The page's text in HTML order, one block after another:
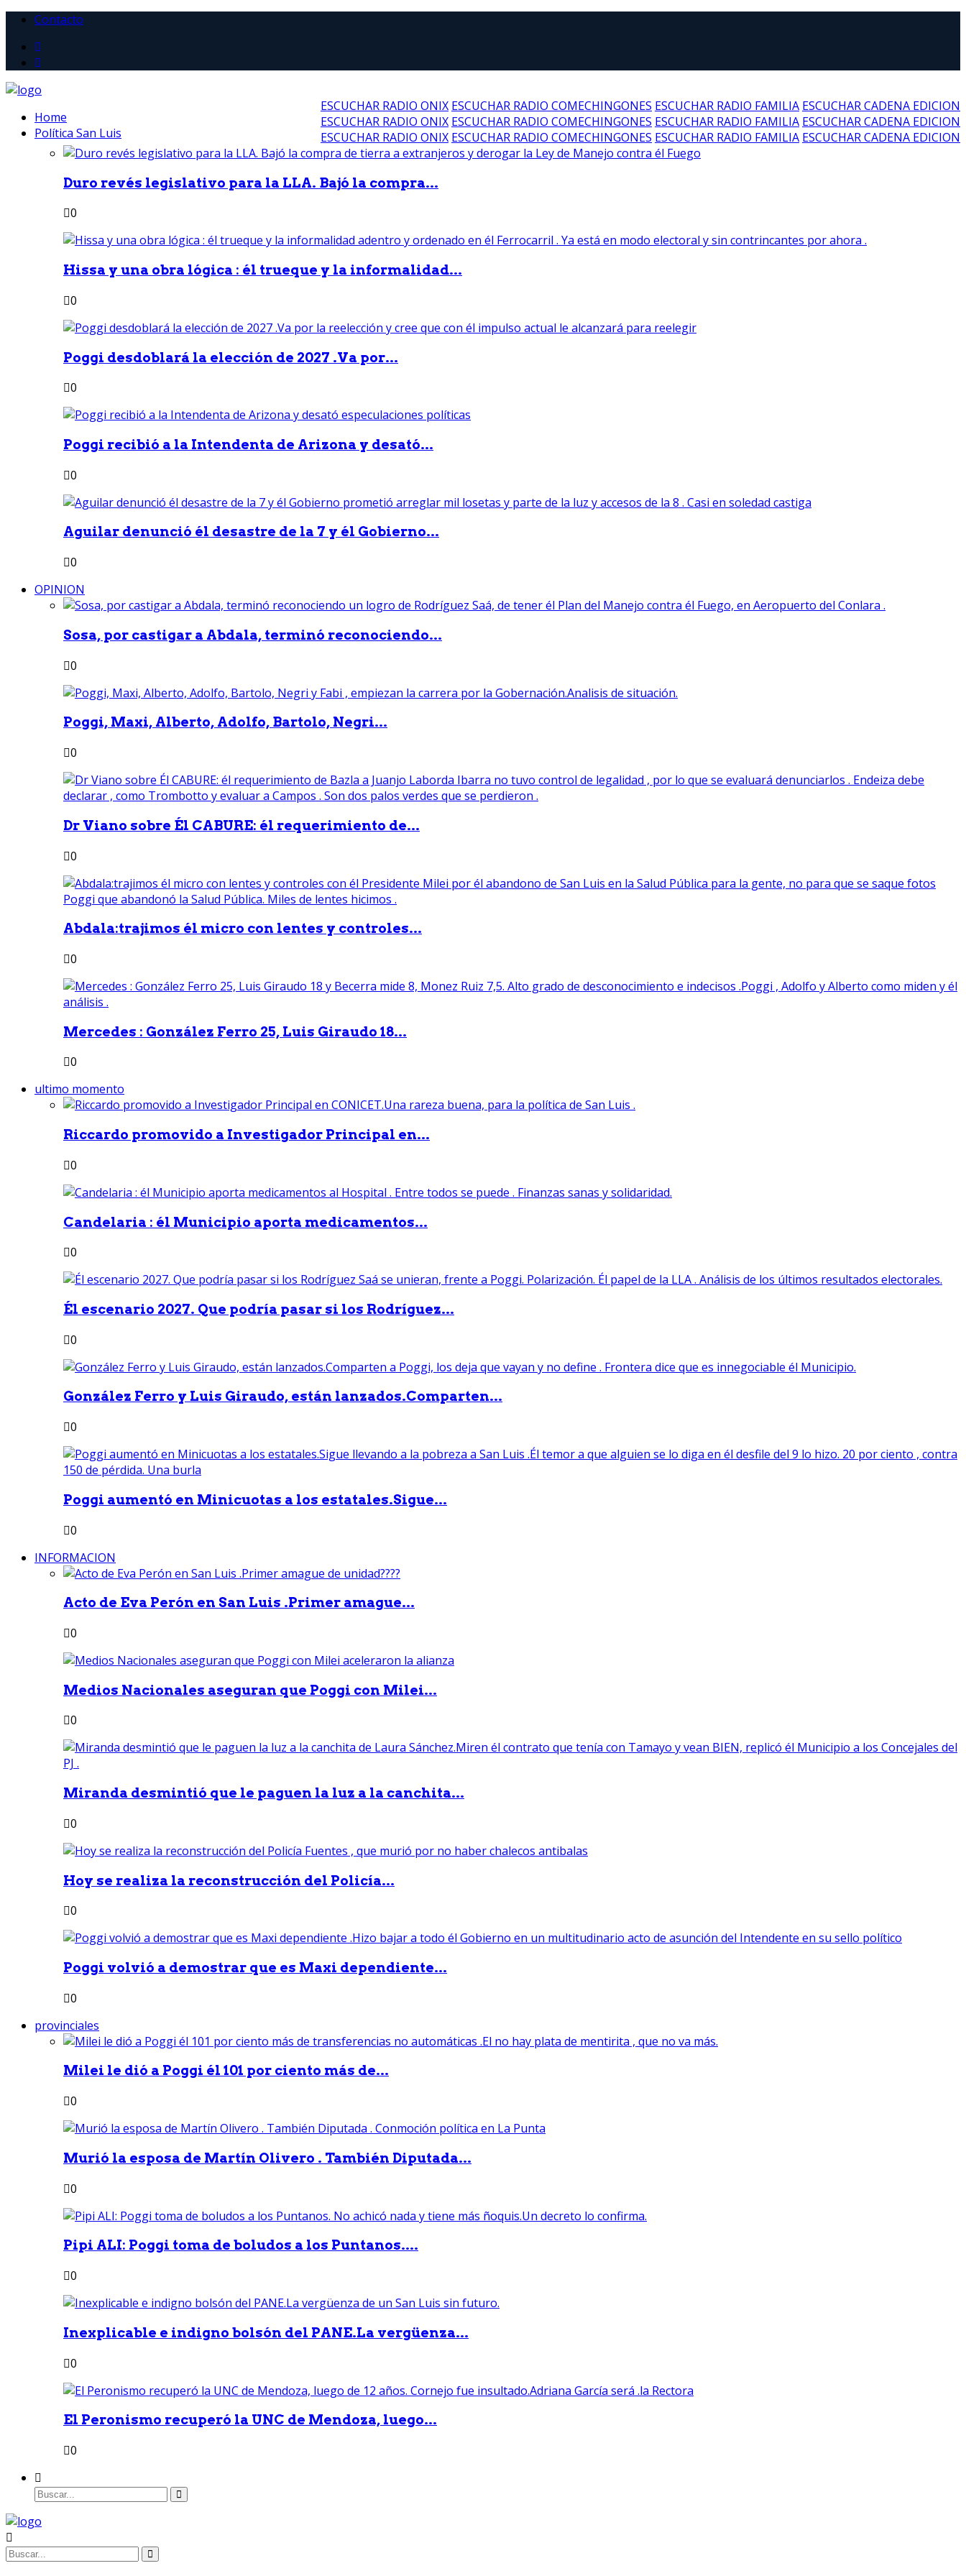
Contacto
ESCUCHAR RADIO ONIX ESCUCHAR RADIO COMECHINGONES ESCUCHAR RADIO FAMILIA ESCUCHAR CADENA EDICION
ESCUCHAR RADIO ONIX ESCUCHAR RADIO COMECHINGONES ESCUCHAR RADIO FAMILIA ESCUCHAR CADENA EDICION
ESCUCHAR RADIO ONIX ESCUCHAR RADIO COMECHINGONES ESCUCHAR RADIO FAMILIA ESCUCHAR CADENA EDICION
Home
Política San Luis
Duro revés legislativo para la LLA. Bajó la compra...
0
Hissa y una obra lógica : él trueque y la informalidad...
0
Poggi desdoblará la elección de 2027 .Va por...
0
Poggi recibió a la Intendenta de Arizona y desató...
0
Aguilar denunció él desastre de la 7 y él Gobierno...
0
OPINION
Sosa, por castigar a Abdala, terminó reconociendo...
0
Poggi, Maxi, Alberto, Adolfo, Bartolo, Negri...
0
Dr Viano sobre Él CABURE: él requerimiento de...
0
Abdala:trajimos él micro con lentes y controles...
0
Mercedes : González Ferro 25, Luis Giraudo 18...
0
ultimo momento
Riccardo promovido a Investigador Principal en...
0
Candelaria : él Municipio aporta medicamentos...
0
Él escenario 2027. Que podría pasar si los Rodríguez...
0
González Ferro y Luis Giraudo, están lanzados.Comparten...
0
Poggi aumentó en Minicuotas a los estatales.Sigue...
0
INFORMACION
Acto de Eva Perón en San Luis .Primer amague...
0
Medios Nacionales aseguran que Poggi con Milei...
0
Miranda desmintió que le paguen la luz a la canchita...
0
Hoy se realiza la reconstrucción del Policía...
0
Poggi volvió a demostrar que es Maxi dependiente...
0
provinciales
Milei le dió a Poggi él 101 por ciento más de...
0
Murió la esposa de Martín Olivero . También Diputada...
0
Pipi ALI: Poggi toma de boludos a los Puntanos....
0
Inexplicable e indigno bolsón del PANE.La vergüenza...
0
El Peronismo recuperó la UNC de Mendoza, luego...
0